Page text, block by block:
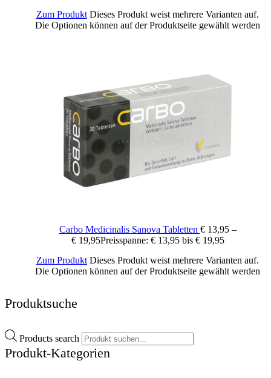
Zum Produkt Dieses Produkt weist mehrere Varianten auf.
Die Optionen können auf der Produktseite gewählt werden
Carbo Medicinalis Sanova Tabletten €13,95 –
€19,95Preisspanne: € 13,95 bis € 19,95
Zum Produkt Dieses Produkt weist mehrere Varianten auf.
Die Optionen können auf der Produktseite gewählt werden
Produktsuche
Products search
Produkt-Kategorien